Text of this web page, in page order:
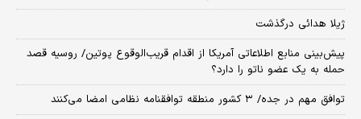
ژیلا هدائی درگذشت
پیش‌بینی منابع اطلاعاتی آمریکا از اقدام قریب‌الوقوع پوتین/ روسیه قصد
حمله به یک عضو ناتو را دارد؟
توافق مهم در جده/ ۳ کشور منطقه توافقنامه نظامی امضا می‌کنند